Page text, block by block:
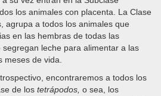
los animales con placenta. La Clase
agrupa a todos los animales que
en las hembras de todas las
leche para alimentar a las
meses de vida.
encontraremos a todos los
de los tetrápodos, o sea, los